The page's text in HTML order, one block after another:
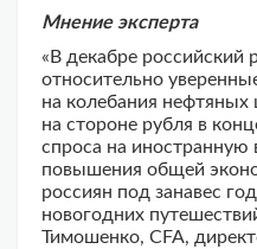
Мнение эксперта
«В декабре российский
относительно
на колебания нефтяных
на стороне рубля в
спроса на иностранную
повышения общей
россиян под занавес
новогодних
Тимошенко, CFA,